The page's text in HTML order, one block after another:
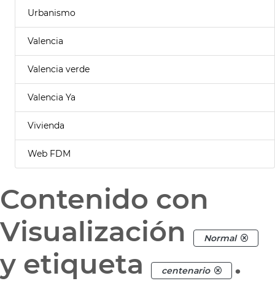
Urbanismo
Valencia
Valencia verde
Valencia Ya
Vivienda
Web FDM
Contenido con
Visualización
Normal
y etiqueta centenario .